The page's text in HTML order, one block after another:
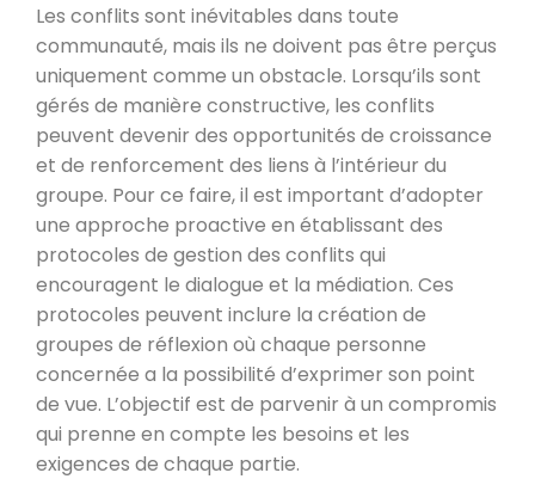
Les conflits sont inévitables dans toute
communauté, mais ils ne doivent pas être perçus
uniquement comme un obstacle. Lorsqu’ils sont
gérés de manière constructive, les conflits
peuvent devenir des opportunités de croissance
et de renforcement des liens à l’intérieur du
groupe. Pour ce faire, il est important d’adopter
une approche proactive en établissant des
protocoles de gestion des conflits qui
encouragent le dialogue et la médiation. Ces
protocoles peuvent inclure la création de
groupes de réflexion où chaque personne
concernée a la possibilité d’exprimer son point
de vue. L’objectif est de parvenir à un compromis
qui prenne en compte les besoins et les
exigences de chaque partie.